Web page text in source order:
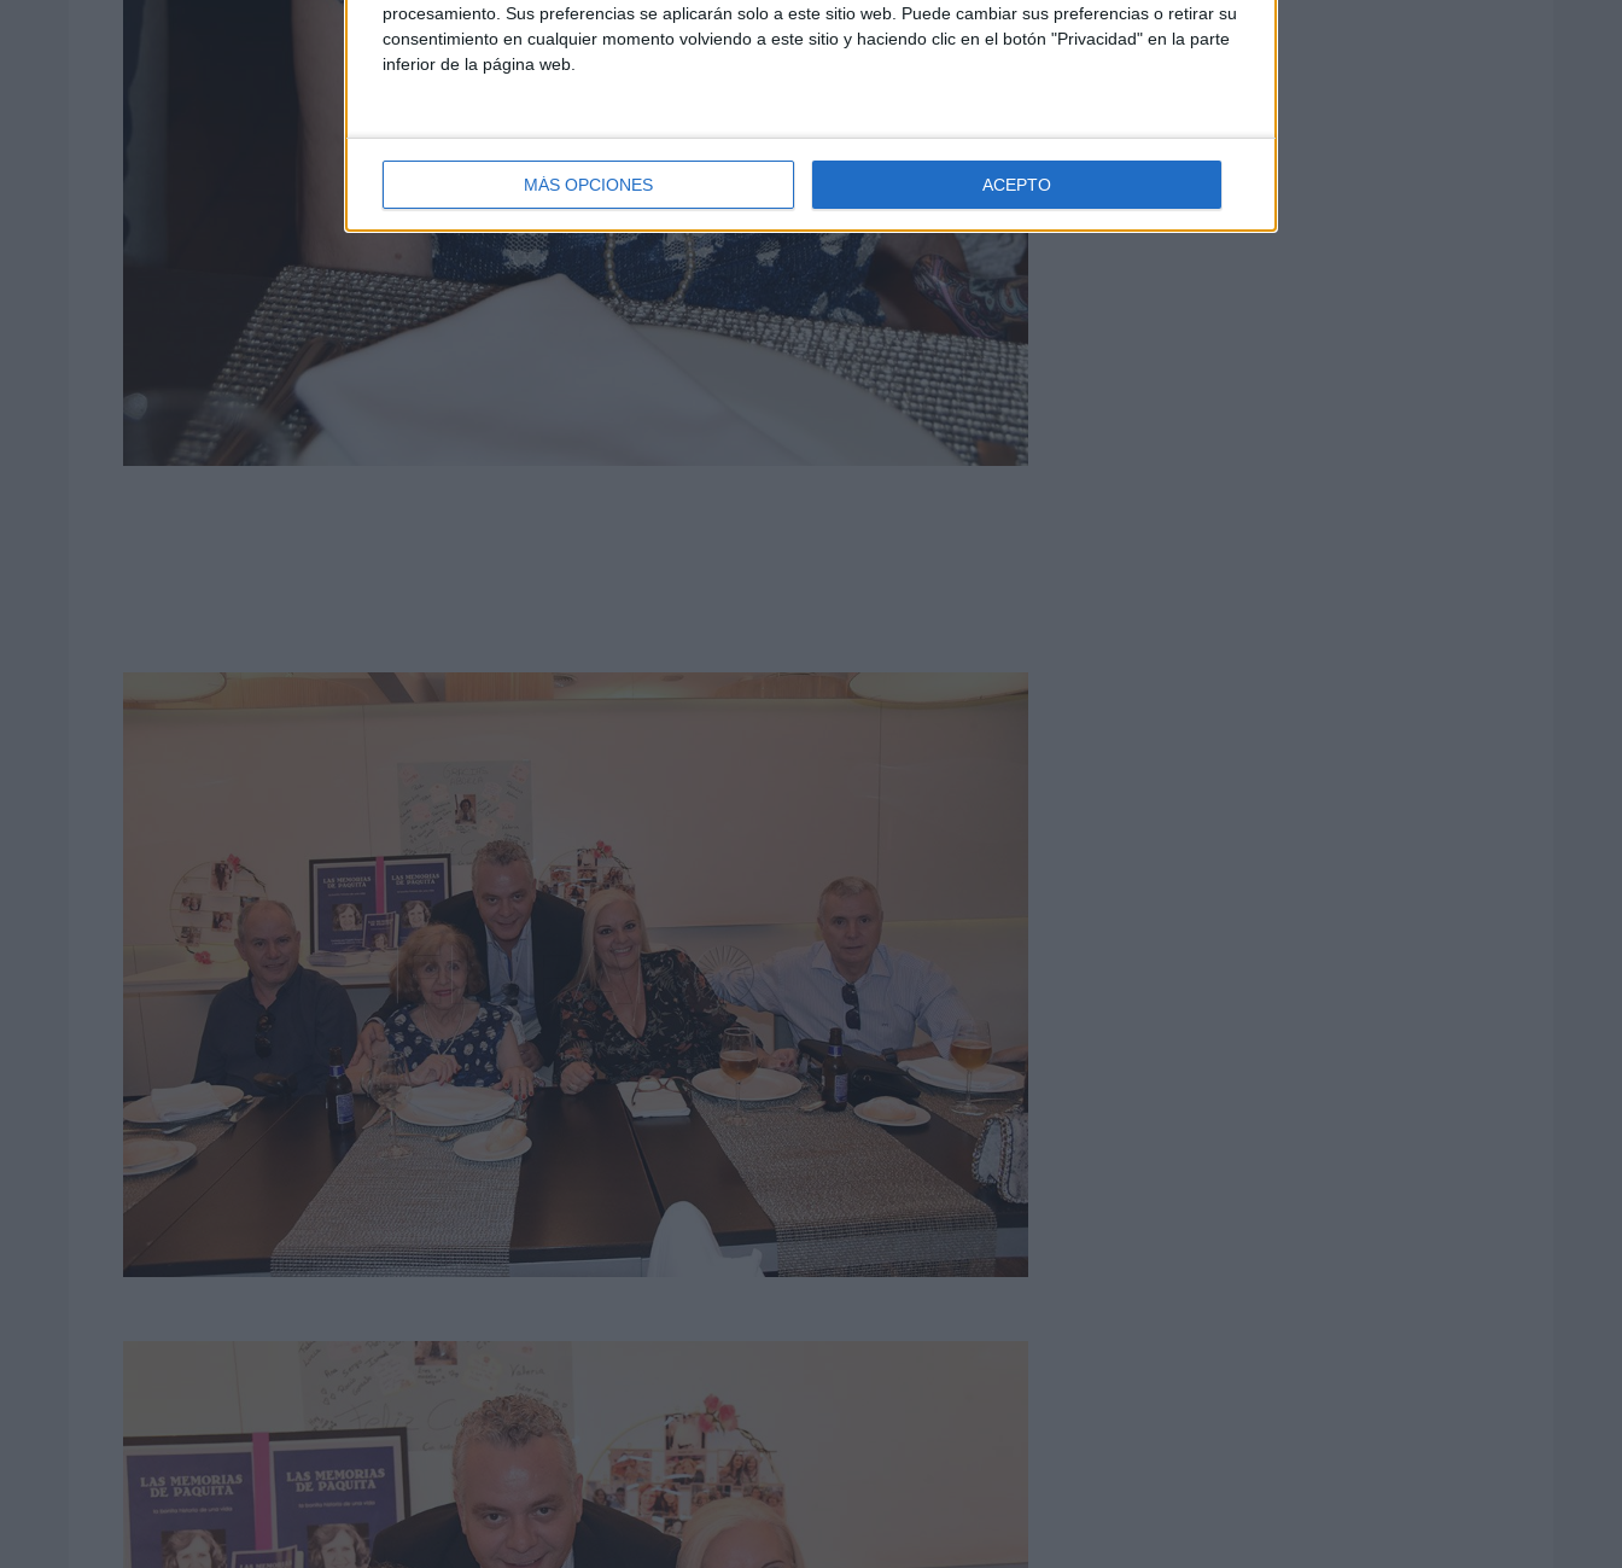
procesamiento. Sus preferencias se aplicarán solo a este sitio web. Puede cambiar sus preferencias o retirar su
consentimiento en cualquier momento volviendo a este sitio y haciendo clic en el botón "Privacidad" en la parte
inferior de la página web.
MÁS OPCIONES ACEPTO